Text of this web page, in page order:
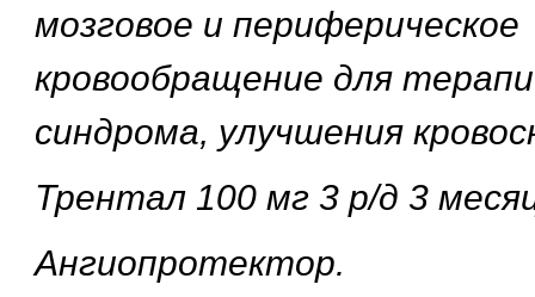
мозговое и периферическое
кровообращение для
синдрома, улучшения
Трентал 100 мг 3 р/д 3
Ангиопротектор.